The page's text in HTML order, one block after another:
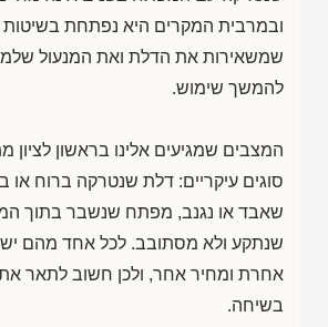
ובמרבית המקרים היא נפתחת בשיטות
שמשאירות את הדלת ואת המנעול
להמשך שימוש.
המצבים שמגיעים אלינו בראשון
סוגים עיקריים: דלת שנטרקה ברוח
שאבד או נגנב, מפתח שנשבר בתוך
שנתקע ולא מסתובב. לכל אחד מהם יש
אחרת ומחיר אחר, ולכן חשוב לתאר
בשיחה.